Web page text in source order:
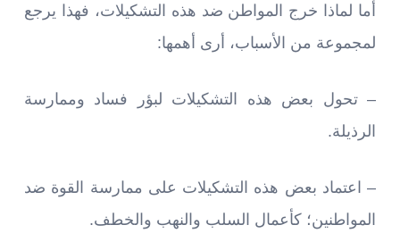
أما لماذا خرج المواطن ضد هذه التشكيلات، فهذا يرجع
لمجموعة من الأسباب، أرى أهمها:
– تحول بعض هذه التشكيلات لبؤر فساد وممارسة
الرذيلة.
– اعتماد بعض هذه التشكيلات على ممارسة القوة ضد
المواطنين؛ كأعمال السلب والنهب والخطف.